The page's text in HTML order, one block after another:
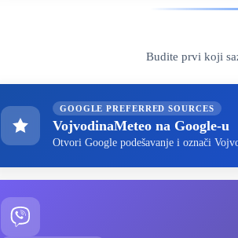
Budite prvi koji
GOOGLE PREFERRED SOURCES
VojvodinaMeteo na Google-u
Otvori Google podešavanje i označi